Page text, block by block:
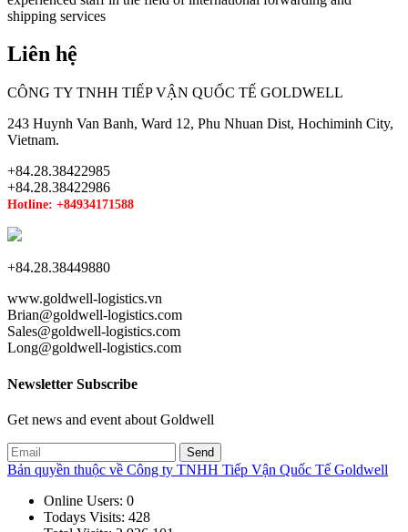
shipping services
Liên hệ
CÔNG TY TNHH TIẾP VẬN QUỐC TẾ GOLDWELL
243 Huynh Van Banh, Ward 12, Phu Nhuan Dist, Hochiminh City,
Vietnam.
+84.28.38422985
+84.28.38422986
Hotline: +84934171588
+84.28.38449880
www.goldwell-logistics.vn
Brian@goldwell-logistics.com
Sales@goldwell-logistics.com
Long@goldwell-logistics.com
Newsletter Subscribe
Get news and event about Goldwell
Bản quyền thuộc về Công ty TNHH Tiếp Vận Quốc Tế Goldwell
Online Users: 0
Todays Visits: 428